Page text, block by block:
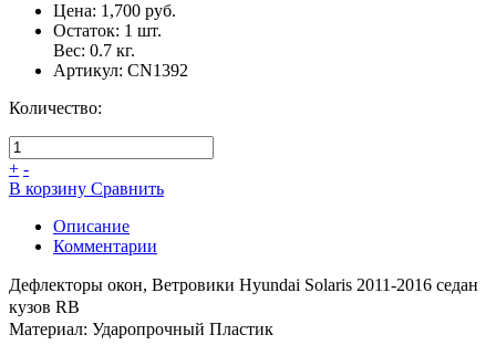
Цена: 1,700 руб.
Остаток: 1 шт.
Вес: 0.7 кг.
Артикул: CN1392
Количество:
+ -
В корзину Сравнить
Описание
Комментарии
Дефлекторы окон, Ветровики Hyundai Solaris 2011-2016 седан
кузов RB
Материал: Ударопрочный Пластик